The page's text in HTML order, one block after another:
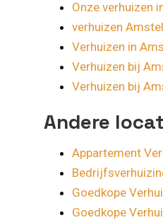
Onze verhuizen
verhuizen
Verhuizen in
Verhuizen bij
Verhuizen bij
Andere
Appartement
Goedkope
Goedkope